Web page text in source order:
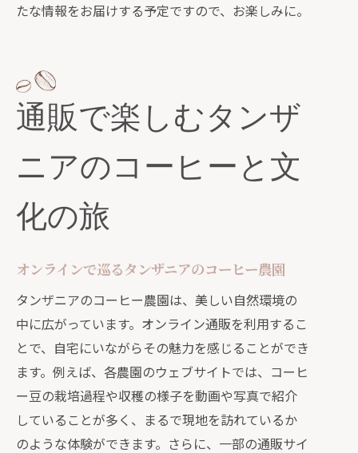
たな情報をお届けする予定ですので、お楽しみに。
通販で楽しむタンザ
ニアのコーヒーと文
化の旅
オンラインで巡るタンザニアのコーヒー農園
タンザニアのコーヒー農園は、美しい自然環境の
中に広がっています。オンライン通販を利用するこ
とで、自宅にいながらその魅力を感じることができ
ます。例えば、各農園のウェブサイトでは、コーヒ
ー豆の栽培過程や収穫の様子を動画や写真で紹介
していることが多く、まるで現地を訪れているか
のような体験ができます。さらに、一部の通販サイ